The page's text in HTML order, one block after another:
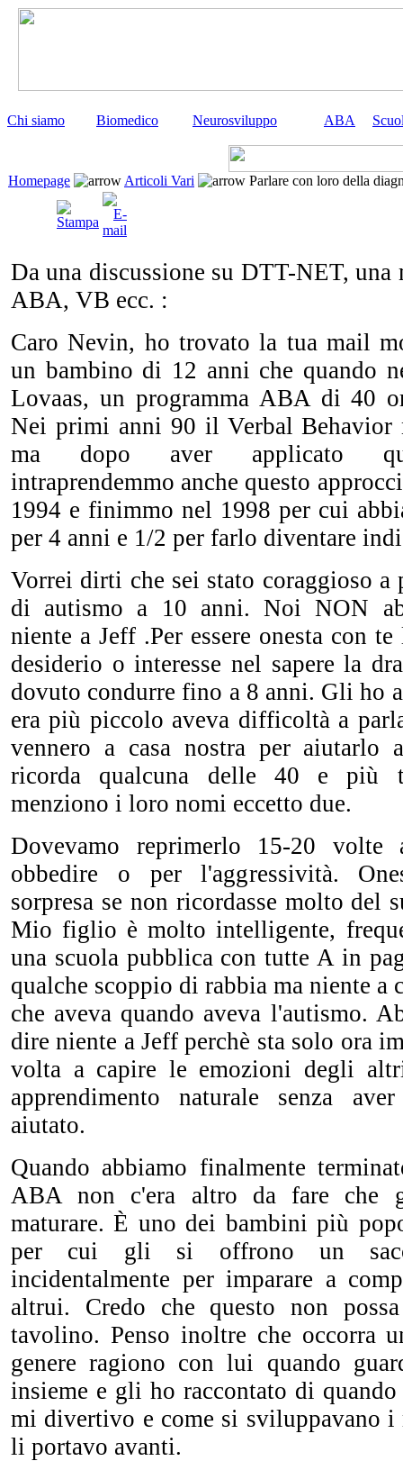
Chi siamo Biomedico Neurosviluppo ABA
Homepage Articoli Vari Parlare con loro della
Da una discussione su DTT-NET,
ABA, VB ecc. :
Caro Nevin, ho trovato la tua mail
un bambino di 12 anni che quando
Lovaas, un programma ABA di 40
Nei primi anni 90 il Verbal Behavior
ma dopo aver applicato
intraprendemmo anche questo
1994 e finimmo nel 1998 per cui
per 4 anni e 1/2 per farlo diventare
Vorrei dirti che sei stato coraggioso
di autismo a 10 anni. Noi NON
niente a Jeff .Per essere onesta con
desiderio o interesse nel sapere la
dovuto condurre fino a 8 anni. Gli ho
era più piccolo aveva difficoltà a
vennero a casa nostra per aiutarlo
ricorda qualcuna delle 40 e più
menziono i loro nomi eccetto due.
Dovevamo reprimerlo 15-20
obbedire o per l'aggressività.
sorpresa se non ricordasse molto del
Mio figlio è molto intelligente,
una scuola pubblica con tutte A in
qualche scoppio di rabbia ma niente a
che aveva quando aveva l'autismo.
dire niente a Jeff perchè sta solo ora
volta a capire le emozioni degli
apprendimento naturale senza
aiutato.
Quando abbiamo finalmente
ABA non c'era altro da fare che
maturare. È uno dei bambini più
per cui gli si offrono un
incidentalmente per imparare a
altrui. Credo che questo non
tavolino. Penso inoltre che occorra
genere ragiono con lui quando
insieme e gli ho raccontato di
mi divertivo e come si sviluppavano i
li portavo avanti.